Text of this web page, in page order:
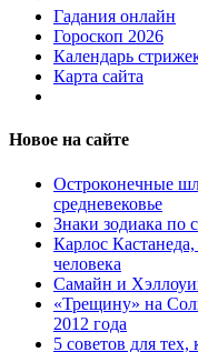
Гадания онлайн
Гороскоп 2026
Календарь
Карта сайта
Новое на сайте
Остроконечные
средневековье
Знаки зодиака по
Карлос
человека
Самайн и
«Трещину» на
2012 года
5 советов для